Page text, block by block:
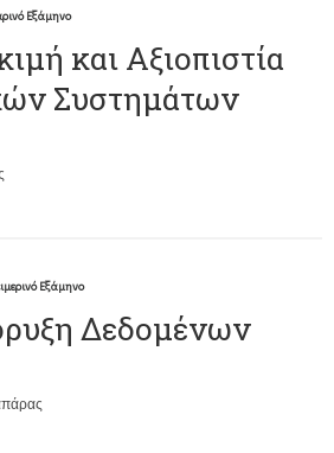
Εξάμηνο
και Αξιοπιστία
Συστημάτων
Εξάμηνο
Δεδομένων